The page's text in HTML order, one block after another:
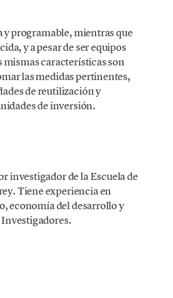
y programable, mientras que
y a pesar de ser equipos
mismas características son
las medidas pertinentes,
de reutilización y
de inversión.
investigador de la Escuela de
Tiene experiencia en
economía del desarrollo y